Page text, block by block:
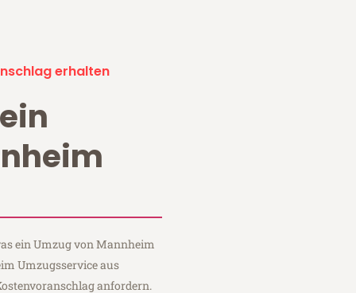
erhalten
ein Umzug von Mannheim
Umzugsservice aus
anfordern.